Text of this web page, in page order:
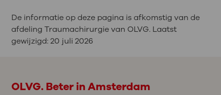
De informatie op deze pagina is afkomstig van de
afdeling Traumachirurgie van OLVG. Laatst
gewijzigd:20 juli 2026
OLVG. Beter in Amsterdam